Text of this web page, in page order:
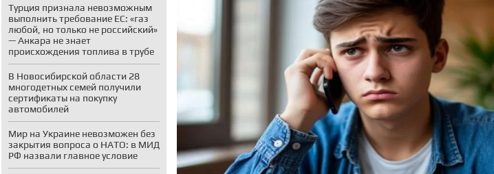
Турция признала невозможным
выполнить требование ЕС: «газ
любой, но только не российский»
— Анкара не знает
происхождения топлива в трубе
В Новосибирской области 28
многодетных семей получили
сертификаты на покупку
автомобилей
Мир на Украине невозможен без
закрытия вопроса о НАТО: в МИД
РФ назвали главное условие